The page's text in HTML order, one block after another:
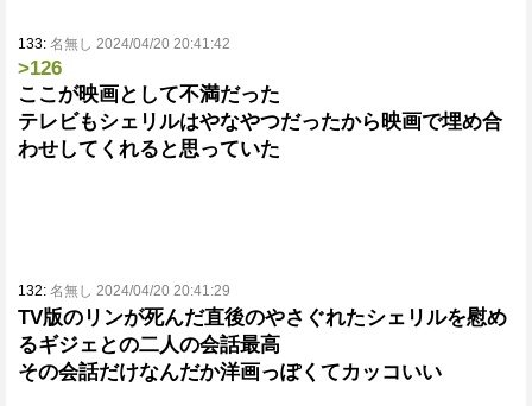
133: 名無し 2024/04/20 20:41:42
>126
ここが映画として不満だった
テレビもシェリルはやなやつだったから映画で埋め合
わせしてくれると思っていた
132: 名無し 2024/04/20 20:41:29
TV版のリンが死んだ直後のやさぐれたシェリルを慰め
るギジェとの二人の会話最高
その会話だけなんだか洋画っぽくてカッコいい